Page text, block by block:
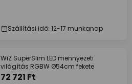
Szállítási idő: 12-17 munkanap
WiZ SuperSlim LED mennyezeti
világítás RGBW Ø54cm fekete
72 721 Ft